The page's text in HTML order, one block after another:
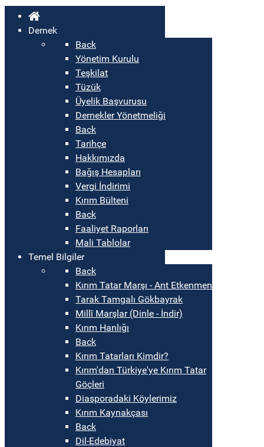
Dernek
Back
Yönetim Kurulu
Teşkilat
Tüzük
Üyelik Başvurusu
Dernekler Yönetmeliği
Back
Tarihçe
Hakkımızda
Bağış Hesapları
Vergi İndirimi
Kırım Bülteni
Back
Faaliyet Raporları
Mali Tablolar
Temel Bilgiler
Back
Kırım Tatar Marşı - Ant Etkenmen
Tarak Tamgalı Gökbayrak
Millî Marşlar (Dinle - İndir)
Kırım Hanlığı
Back
Kırım Tatarları Kimdir?
Kırım'dan Türkiye'ye Kırım Tatar
Göçleri
Diasporadaki Köylerimiz
Kırım Kaynakçası
Back
Dil-Edebiyat